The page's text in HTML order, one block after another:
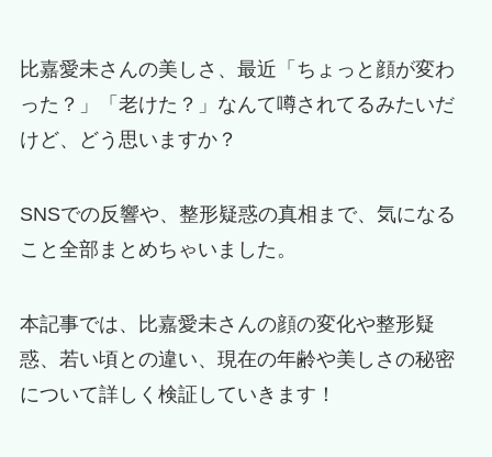
比嘉愛未さんの美しさ、最近「ちょっと顔が変わ
った？」「老けた？」なんて噂されてるみたいだ
けど、どう思いますか？
SNSでの反響や、整形疑惑の真相まで、気になる
こと全部まとめちゃいました。
本記事では、比嘉愛未さんの顔の変化や整形疑
惑、若い頃との違い、現在の年齢や美しさの秘密
について詳しく検証していきます！